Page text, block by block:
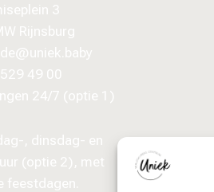
3
Rijnsburg
49 00
24/7 (optie 1)
, dinsdag- en
(optie 2), met
feestdagen.